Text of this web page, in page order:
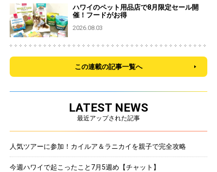
ハワイのペット用品店で8月限定セール開
催！フードがお得
2026.08.03
この連載の記事一覧へ
LATEST NEWS
最近アップされた記事
人気ツアーに参加！カイルア＆ラニカイを親子で完全攻略
今週ハワイで起こったこと7月5週め【チャット】